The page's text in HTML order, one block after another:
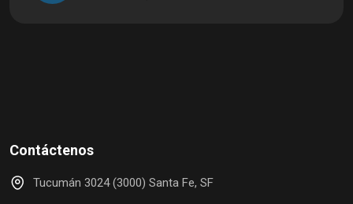
Contáctenos
Tucumán 3024 (3000) Santa Fe, SF